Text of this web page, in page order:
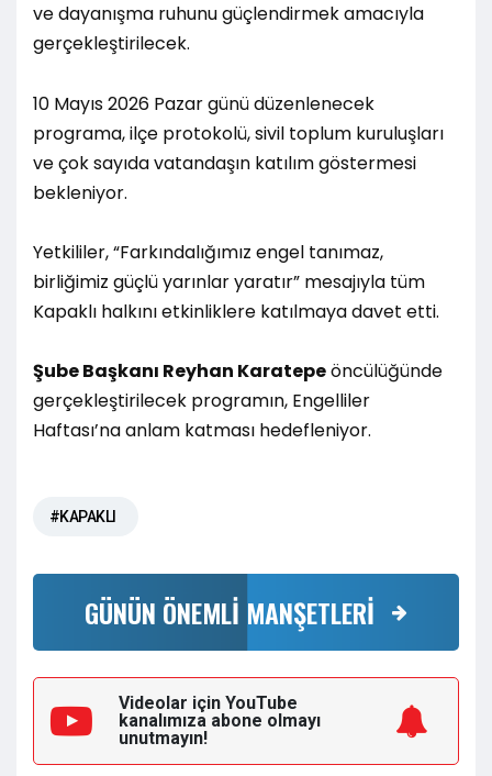
ve dayanışma ruhunu güçlendirmek amacıyla
gerçekleştirilecek.
10 Mayıs 2026 Pazar günü düzenlenecek
programa, ilçe protokolü, sivil toplum kuruluşları
ve çok sayıda vatandaşın katılım göstermesi
bekleniyor.
Yetkililer, “Farkındalığımız engel tanımaz,
birliğimiz güçlü yarınlar yaratır” mesajıyla tüm
Kapaklı halkını etkinliklere katılmaya davet etti.
Şube Başkanı Reyhan Karatepeöncülüğünde
gerçekleştirilecek programın, Engelliler
Haftası’na anlam katması hedefleniyor.
#KAPAKLI
GÜNÜN ÖNEMLİ MANŞETLERİ
Videolar için YouTube
kanalımıza abone olmayı
unutmayın!